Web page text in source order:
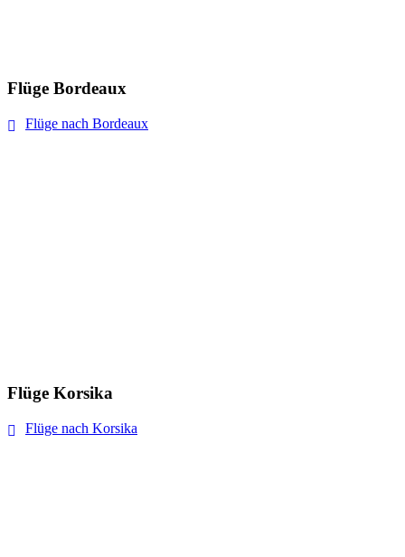
Flüge Bordeaux
Flüge nach Bordeaux
Flüge Korsika
Flüge nach Korsika